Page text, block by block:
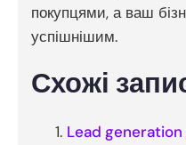
покупцями, а ваш
успішнішим.
Схожі
Lead generation